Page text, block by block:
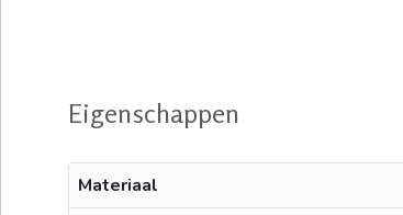
Eigenschappen
Materiaal